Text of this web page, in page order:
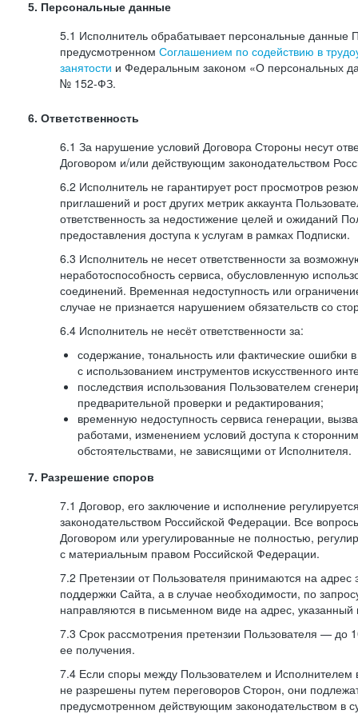
5. Персональные данные
5.1 Исполнитель обрабатывает персональные данные
предусмотренном Соглашением по содействию в
занятости и Федеральным законом «О персональных
№ 152-ФЗ.
6. Ответственность
6.1 За нарушение условий Договора Стороны несут
Договором и/или действующим законодательством
6.2 Исполнитель не гарантирует рост просмотров
приглашений и рост других метрик аккаунта
ответственность за недостижение целей и ожиданий
предоставления доступа к услугам в рамках Подписки.
6.3 Исполнитель не несет ответственности за
неработоспособность сервиса, обусловленную
соединений. Временная недоступность или
случае не признается нарушением обязательств со
6.4 Исполнитель не несёт ответственности за:
содержание, тональность или фактические ошибки
с использованием инструментов искусственного
последствия использования Пользователем
предварительной проверки и редактирования;
временную недоступность сервиса генерации,
работами, изменением условий доступа к
обстоятельствами, не зависящими от Исполнителя.
7. Разрешение споров
7.1 Договор, его заключение и исполнение
законодательством Российской Федерации. Все
Договором или урегулированные не полностью,
с материальным правом Российской Федерации.
7.2 Претензии от Пользователя принимаются на
поддержки Сайта, а в случае необходимости, по
направляются в письменном виде на адрес,
7.3 Срок рассмотрения претензии Пользователя — до
ее получения.
7.4 Если споры между Пользователем и Исполнителем
не разрешены путем переговоров Сторон, они
предусмотренном действующим законодательством в